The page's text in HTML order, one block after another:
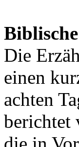
Die
einen
achten
berichtet